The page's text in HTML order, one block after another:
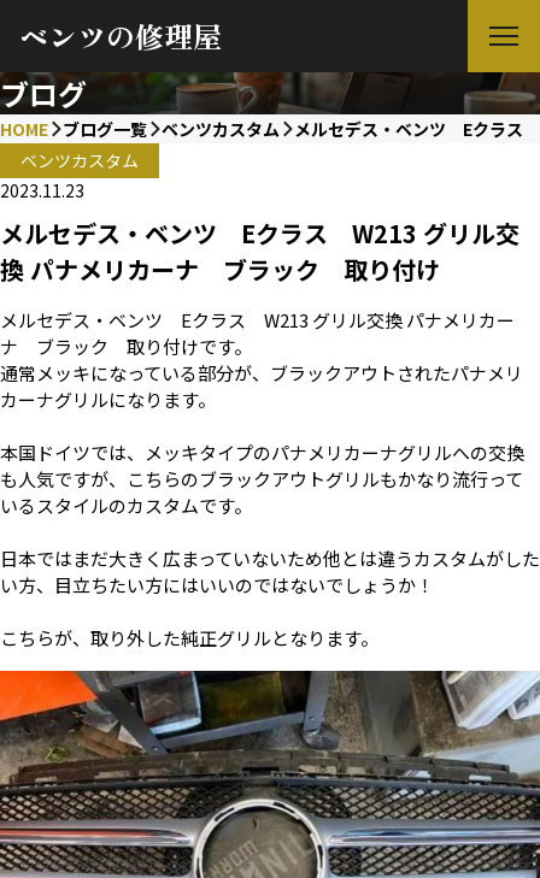
ベンツの修理屋
ブログ
HOME ブログ一覧 ベンツカスタム
メルセデス・ベンツ Eクラス
ベンツカスタム
2023.11.23
メルセデス・ベンツ Eクラス W213 グリル交
換 パナメリカーナ ブラック 取り付け
メルセデス・ベンツ Eクラス W213 グリル交換 パナメリカー
ナ ブラック 取り付けです。
通常メッキになっている部分が、ブラックアウトされたパナメリ
カーナグリルになります。
本国ドイツでは、メッキタイプのパナメリカーナグリルへの交換
も人気ですが、こちらのブラックアウトグリルもかなり流行って
いるスタイルのカスタムです。
日本ではまだ大きく広まっていないため他とは違うカスタムがした
い方、目立ちたい方にはいいのではないでしょうか！
こちらが、取り外した純正グリルとなります。